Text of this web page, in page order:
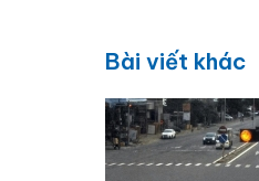
Bài viết khác